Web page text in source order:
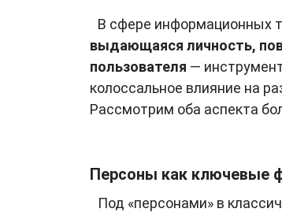
В сфере информационных
выдающаяся личность,
пользователя —
колоссальное влияние на
Рассмотрим оба аспекта
Персоны как ключевые
Под «персонами» в